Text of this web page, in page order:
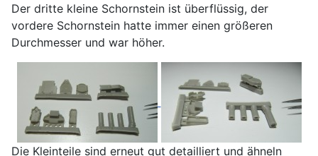
Der dritte kleine Schornstein ist überflüssig, der
vordere Schornstein hatte immer einen größeren
Durchmesser und war höher.
Die Kleinteile sind erneut gut detailliert und ähneln